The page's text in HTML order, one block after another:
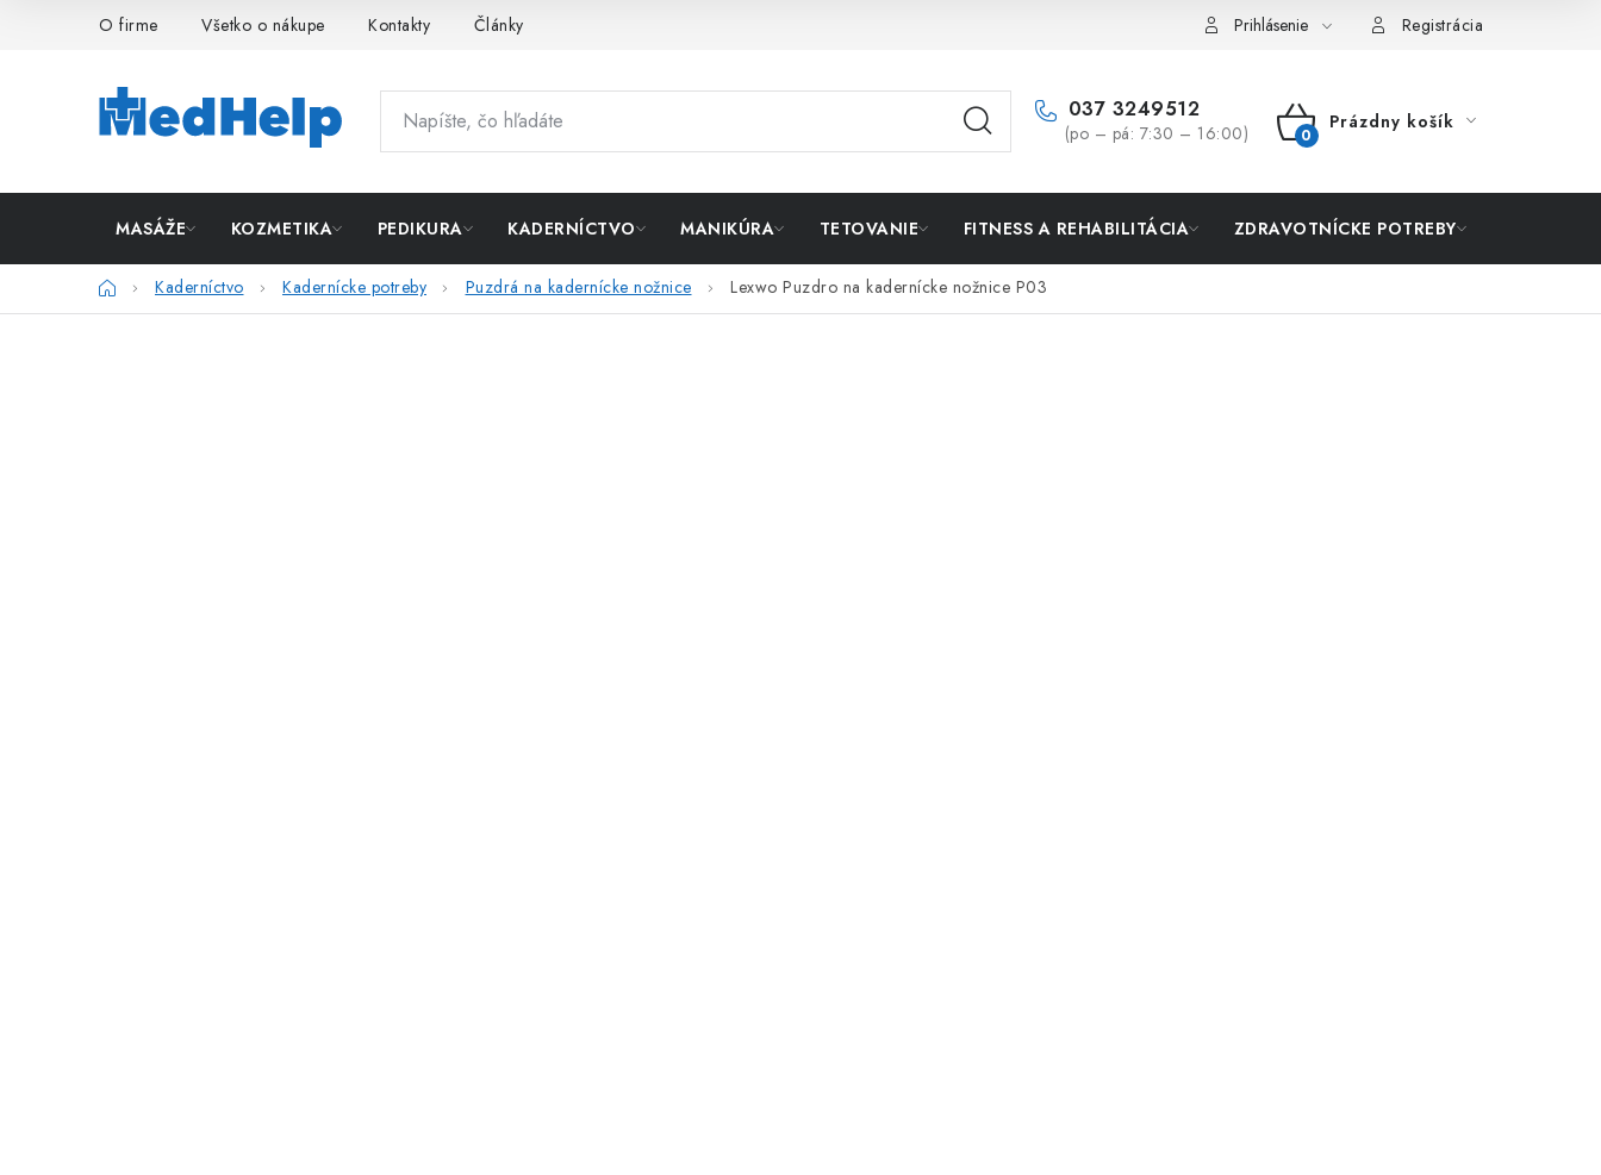
O firme Všetko o nákupe Kontakty Články Prihlásenie Registrácia
037 3249512
(po – pá: 7:30 – 16:00)
NÁKUPNÝ
Prázdny košík
MASÁŽE KOZMETIKA PEDIKURA KADERNÍCTVO MANIKÚRA TETOVANIE FITNESS A REHABILITÁCIA ZDRAVOTNÍCKE POTREBY
DomovKaderníctvo Kadernícke potreby Puzdrá na kadernícke nožnice Lexwo Puzdro na kadernícke nožnice P03